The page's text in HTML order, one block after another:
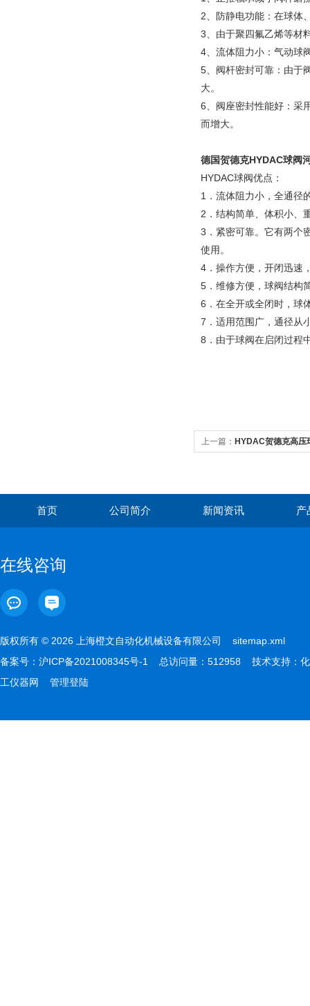
2、防静电功能：在球体
3、由于聚四氟乙烯等材
4、流体阻力小：气动球
5、阀杆密封可靠：由于
大。
6、阀座密封性能好：采
而增大。
德国贺德克HYDAC球阀
HYDAC球阀优点：
1．流体阻力小，全通径
2．结构简单、体积小、
3．紧密可靠。它有两个
使用。
4．操作方便，开闭迅速
5．维修方便，球阀结构
6．在全开或全闭时，球
7．适用范围广，通径从
8．由于球阀在启闭过程
上一篇： HYDAC贺德克高压
首页 公司简介 新闻资讯 产
在线咨询
版权所有 © 2026 上海橙文自动化机械设备有限公司 sitemap.xml
备案号： 沪ICP备2021008345号-1 总访问量：512958 技术支持： 化
工仪器网
管理登陆